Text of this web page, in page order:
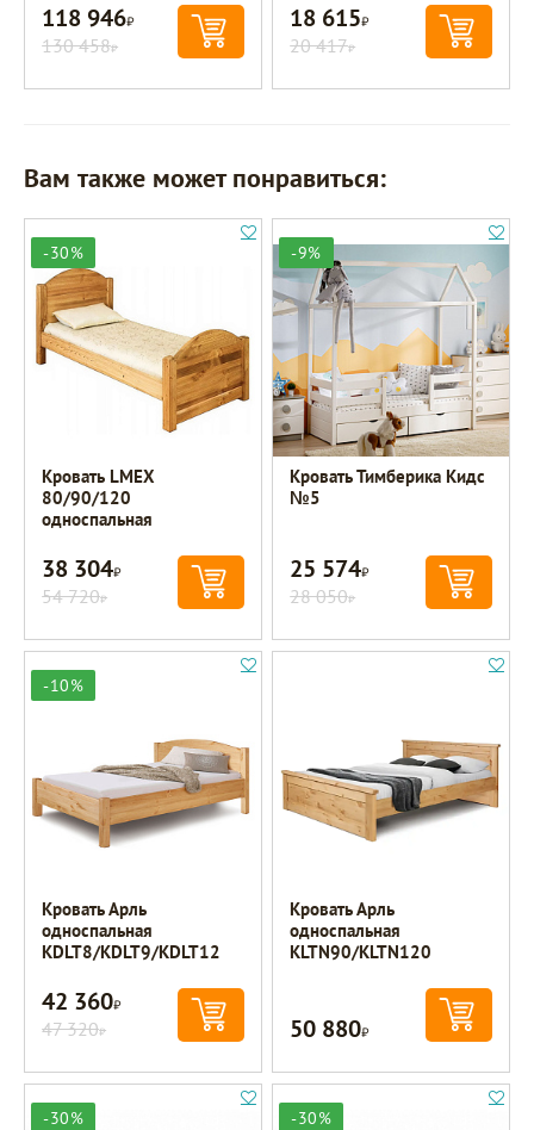
118 946Р
130 458Р
18 615Р
20 417Р
Вам также может понравиться:
-30%
Кровать LMEX
80/90/120
односпальная
38 304Р
54 720Р
-9%
Кровать Тимберика Кидс
№5
25 574Р
28 050Р
-10%
Кровать Арль
односпальная
KDLT8/KDLT9/KDLT12
42 360Р
47 320Р
Кровать Арль
односпальная
KLTN90/KLTN120
50 880Р
-30% -30%